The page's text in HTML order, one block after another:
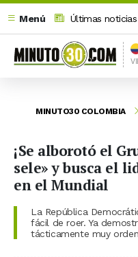
Menú
Últimas noticias
MINUTO30 COLOMBIA
¡Se alborotó el
sele» y busca el
en el Mundial
La República
fácil de roer. Ya
tácticamente muy